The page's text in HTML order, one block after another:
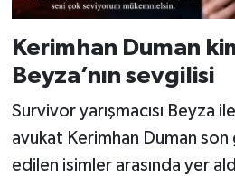
Kerimhan Duman
Beyza’nın sevgilisi
Survivor yarışmacısı Beyza
avukat Kerimhan Duman
edilen isimler arasında yer